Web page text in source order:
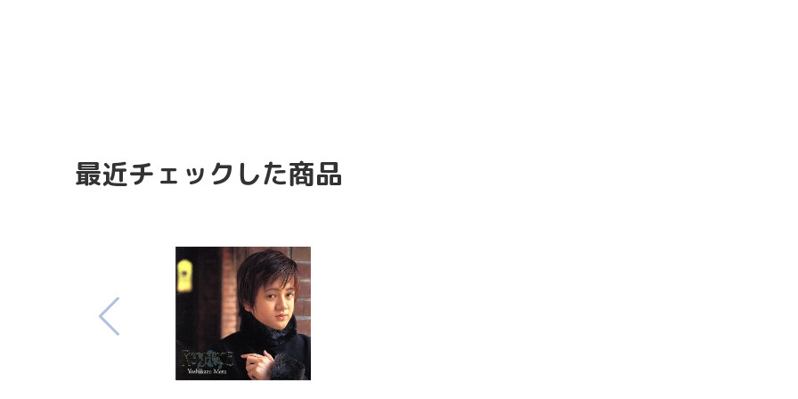
最近チェックした商品